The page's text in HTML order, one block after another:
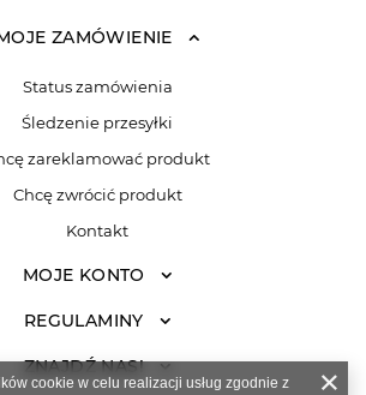
ZAMÓWIENIE
Status zamówienia
Śledzenie przesyłki
zareklamować produkt
Chcę zwrócić produkt
Kontakt
MOJE KONTO
REGULAMINY
ZNAJDŹ NAS!
cookie w celu realizacji usług zgodnie z